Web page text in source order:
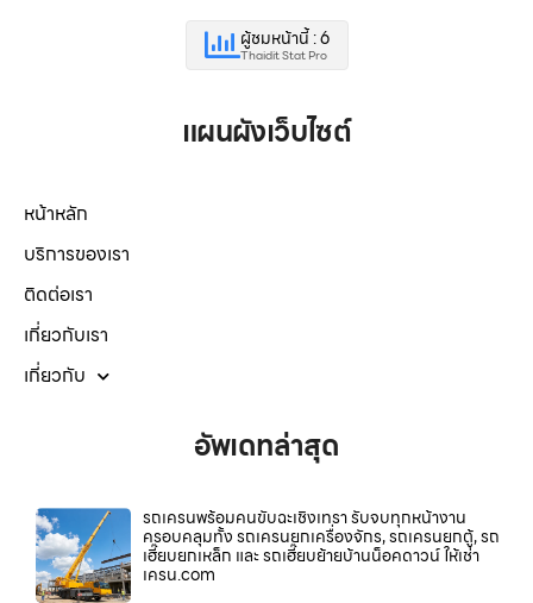
ผู้ชมหน้านี้ : 6
Thaidit Stat Pro
แผนผังเว็บไซต์
หน้าหลัก
บริการของเรา
ติดต่อเรา
เกี่ยวกับเรา
เกี่ยวกับ
อัพเดทล่าสุด
รถเครนพร้อมคนขับฉะเชิงเทรา รับจบทุกหน้างาน
ครอบคลุมทั้ง รถเครนยกเครื่องจักร, รถเครนยกตู้, รถ
เฮี๊ยบยกเหล็ก และ รถเฮี๊ยบย้ายบ้านน็อคดาวน์ ให้เช่า
เครน.com